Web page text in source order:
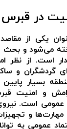
در
یکی از
می‌شود و بحث
است. از نظر
گردشگران و
بسیار
و امنیت
عمومی است.
مهارت‌ها و
عمومی به